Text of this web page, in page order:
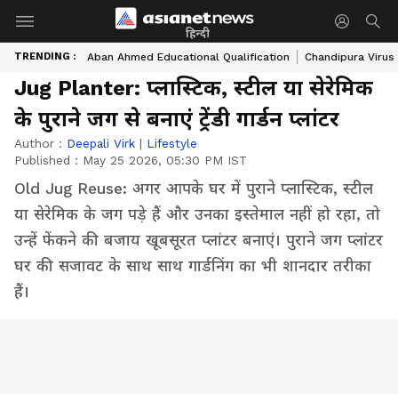
हिन्दी
TRENDING : Aban Ahmed Educational Qualification Chandipura
Jug Planter: प्लास्टिक, स्टील या सेरेमिक
के पुराने जग से बनाएं ट्रेंडी गार्डन प्लांटर
Author : Deepali Virk | Lifestyle
Published : May 25 2026, 05:30 PM IST
Old Jug Reuse: अगर आपके घर में पुराने प्लास्टिक, स्टील
या सेरेमिक के जग पड़े हैं और उनका इस्तेमाल नहीं हो रहा, तो
उन्हें फेंकने की बजाय खूबसूरत प्लांटर बनाएं। पुराने जग प्लांटर
घर की सजावट के साथ साथ गार्डनिंग का भी शानदार तरीका
हैं।